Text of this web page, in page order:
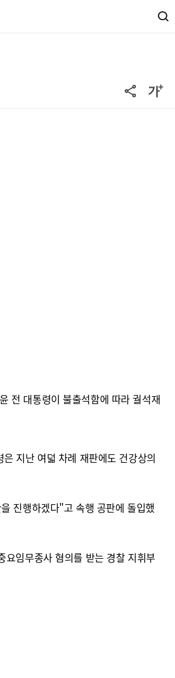
전 대통령이 불출석함에 따라 궐석재
지난 여덟 차례 재판에도 건강상의
진행하겠다"고 속행 공판에 돌입했
임무종사 혐의를 받는 경찰 지휘부